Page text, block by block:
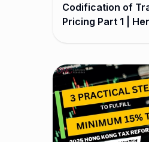
Codification of
Pricing Part 1 |